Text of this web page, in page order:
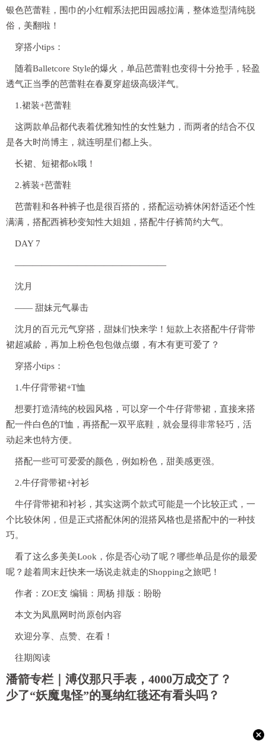
银色芭蕾鞋，围巾的小红帽系法把田园感拉满，整体造型清纯脱
俗，美翻啦！
穿搭小tips：
随着Balletcore Style的爆火，单品芭蕾鞋也变得十分抢手，轻盈
透气正当季的芭蕾鞋在春夏穿超级高级洋气。
1.裙装+芭蕾鞋
这两款单品都代表着优雅知性的女性魅力，而两者的结合不仅
是各大时尚博主，就连明星们都上头。
长裙、短裙都ok哦！
2.裤装+芭蕾鞋
芭蕾鞋和各种裤子也是很百搭的，搭配运动裤休闲舒适还个性
满满，搭配西裤秒变知性大姐姐，搭配牛仔裤简约大气。
DAY 7
—————————————————
沈月
—— 甜妹元气暴击
沈月的百元元气穿搭，甜妹们快来学！短款上衣搭配牛仔背带
裙超减龄，再加上粉色包包做点缀，有木有更可爱了？
穿搭小tips：
1.牛仔背带裙+T恤
想要打造清纯的校园风格，可以穿一个牛仔背带裙，直接来搭
配一件白色的T恤，再搭配一双平底鞋，就会显得非常轻巧，活
动起来也特方便。
搭配一些可可爱爱的颜色，例如粉色，甜美感更强。
2.牛仔背带裙+衬衫
牛仔背带裙和衬衫，其实这两个款式可能是一个比较正式，一
个比较休闲，但是正式搭配休闲的混搭风格也是搭配中的一种技
巧。
看了这么多美美Look，你是否心动了呢？哪些单品是你的最爱
呢？趁着周末赶快来一场说走就走的Shopping之旅吧！
作者：ZOE支 编辑：周杨 排版：盼盼
本文为凤凰网时尚原创内容
欢迎分享、点赞、在看！
往期阅读
潘箭专栏｜溥仪那只手表，4000万成交了？
少了“妖魔鬼怪”的戛纳红毯还有看头吗？